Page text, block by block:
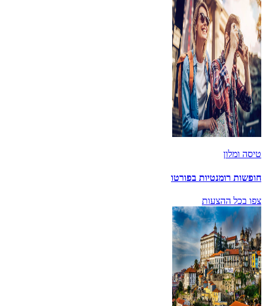
טיסה ומלון
חופשות רומנטיות בפורטו
צפו בכל ההצעות